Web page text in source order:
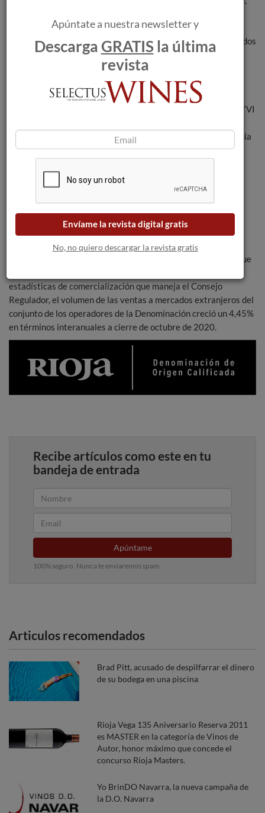
Rusia es otro de los mercados
donde los encuentros
presenciales han sido
posibles este otoño; como
muestra, el pasado 18 de
noviembre se celebraba el ‘VI
Moscú’ en las galerías Gum de la Plaza Roja, con una asistencia
de 400 profesionales del sector. Y para promocionar la
experto Denis Roudenko está difundiendo en su canal de
YouTube una serie de vídeos en los que explica el surtido de
Riojas que se puede encontrar en las cadenas Perekrestok,
Pyaterochka, Karuse, Magnit, Lenta y Metro.
La notable ambición de estas actuaciones de cierre de 2020
tiene como objetivo consolidar la tendencia favorable de la que
estadísticas de comercialización que maneja el Consejo
Regulador, el volumen de las ventas a mercados extranjeros del
conjunto de los operadores de la Denominación creció un 4,45%
en términos interanuales a cierre de octubre de 2020.
Recibe artículos como este en tu
bandeja de entrada
Apúntame
100% seguro. Nunca te enviaremos spam.
Articulos recomendados
Brad Pitt, acusado de despilfarrar el dinero
de su bodega en una piscina
Rioja Vega 135 Aniversario Reserva 2011
es MASTER en la categoría de Vinos de
Autor, honor máximo que concede el
concurso Rioja Masters.
Yo BrinDO Navarra, la nueva campaña de
la D.O. Navarra
Apúntate a nuestra newsletter y
DescargaGRATIS la última
revista
Envíame la revista digital gratis
No, no quiero descargar la revista gratis